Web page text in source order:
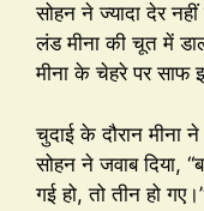
सोहन ने ज्यादा देर
लंड मीना की चूत में
मीना के चेहरे पर साफ
चुदाई के दौरान
सोहन ने जवाब दिया,
गई हो, तो तीन हो